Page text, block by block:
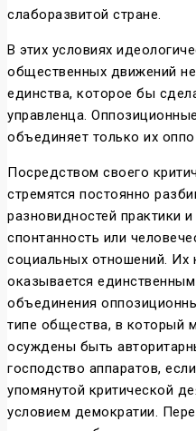
слаборазвитой стране.
В этих условиях
общественных движений
единства, которое бы
управленца.
объединяет только их
Посредством своего
стремятся постоянно
разновидностей практики
спонтанность или
социальных отношений. Их
оказывается
объединения
типе общества, в который
осуждены быть
господство аппаратов,
упомянутой критической
условием демократии.